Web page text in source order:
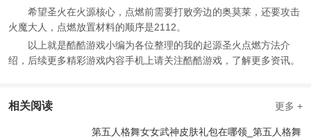
希望圣火在火源核心，点燃前需要打败旁边的奥莫莱，还要攻击
火魔大人，点燃放置材料的顺序是2112。
以上就是酷酷游戏小编为各位整理的我的起源圣火点燃方法介
绍，后续更多精彩游戏内容手机上请关注酷酷游戏，了解更多资讯。
相关阅读 更多 +
第五人格舞女女武神皮肤礼包在哪领_第五人格舞